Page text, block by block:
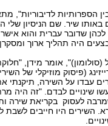
לדיבוריות",
שיר. שם הניסיון שלי
שדובר עברית והוא
היה תהליך ארוך ומסקרן.
אומר מידן,
(פיסוק מוזיקלי של
עבדו על השירה, תיקנתי
שינויים לבדם. "זה היה
לעסוק בקריאת שירה
השירים היו חייבים